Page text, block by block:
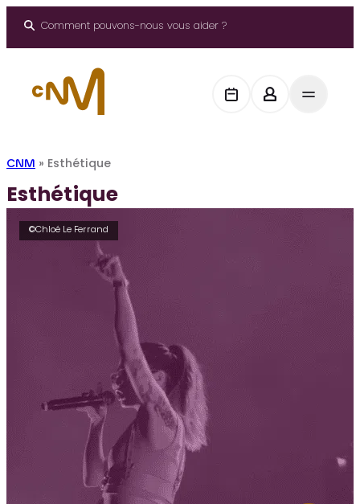
Comment pouvons-nous vous aider ?
CNM » Esthétique
Esthétique
©Chloé Le Ferrand